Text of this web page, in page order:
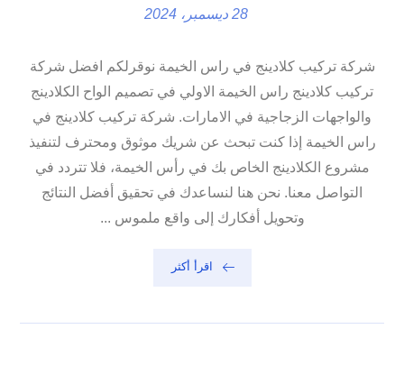
28 ديسمبر، 2024
شركة تركيب كلادينج في راس الخيمة نوقرلكم افضل شركة
تركيب كلادينج راس الخيمة الاولي في تصميم الواح الكلادينج
والواجهات الزجاجية في الامارات. شركة تركيب كلادينج في
راس الخيمة إذا كنت تبحث عن شريك موثوق ومحترف لتنفيذ
مشروع الكلادينج الخاص بك في رأس الخيمة، فلا تتردد في
التواصل معنا. نحن هنا لنساعدك في تحقيق أفضل النتائج
وتحويل أفكارك إلى واقع ملموس ...
اقرأ أكثر